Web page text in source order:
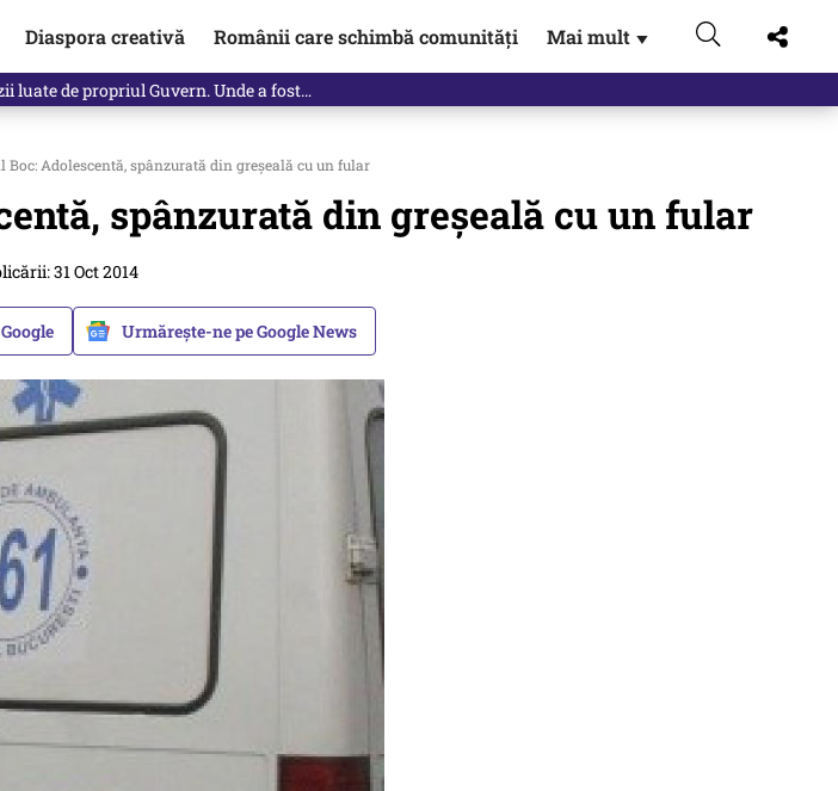
Diaspora creativă Românii care schimbă comunități Mai mult ▼
pilotului militar dincolo de…
Adolescentă, spânzurată din greșeală cu un fular
spânzurată din greșeală cu un fular
31 Oct 2014
Urmărește-ne pe Google News